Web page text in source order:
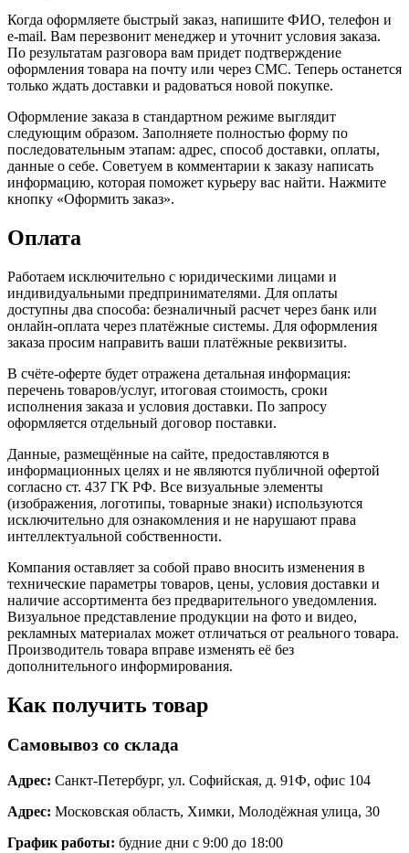
Когда оформляете быстрый заказ, напишите ФИО, телефон и
e-mail. Вам перезвонит менеджер и уточнит условия заказа.
По результатам разговора вам придет подтверждение
оформления товара на почту или через СМС. Теперь останется
только ждать доставки и радоваться новой покупке.
Оформление заказа в стандартном режиме выглядит
следующим образом. Заполняете полностью форму по
последовательным этапам: адрес, способ доставки, оплаты,
данные о себе. Советуем в комментарии к заказу написать
информацию, которая поможет курьеру вас найти. Нажмите
кнопку «Оформить заказ».
Оплата
Работаем исключительно с юридическими лицами и
индивидуальными предпринимателями. Для оплаты
доступны два способа: безналичный расчет через банк или
онлайн-оплата через платёжные системы. Для оформления
заказа просим направить ваши платёжные реквизиты.
В счёте-оферте будет отражена детальная информация:
перечень товаров/услуг, итоговая стоимость, сроки
исполнения заказа и условия доставки. По запросу
оформляется отдельный договор поставки.
Данные, размещённые на сайте, предоставляются в
информационных целях и не являются публичной офертой
согласно ст. 437 ГК РФ. Все визуальные элементы
(изображения, логотипы, товарные знаки) используются
исключительно для ознакомления и не нарушают права
интеллектуальной собственности.
Компания оставляет за собой право вносить изменения в
технические параметры товаров, цены, условия доставки и
наличие ассортимента без предварительного уведомления.
Визуальное представление продукции на фото и видео,
рекламных материалах может отличаться от реального товара.
Производитель товара вправе изменять её без
дополнительного информирования.
Как получить товар
Самовывоз со склада
Адрес: Санкт-Петербург, ул. Софийская, д. 91Ф, офис 104
Адрес: Московская область, Химки, Молодёжная улица, 30
График работы: будние дни с 9:00 до 18:00